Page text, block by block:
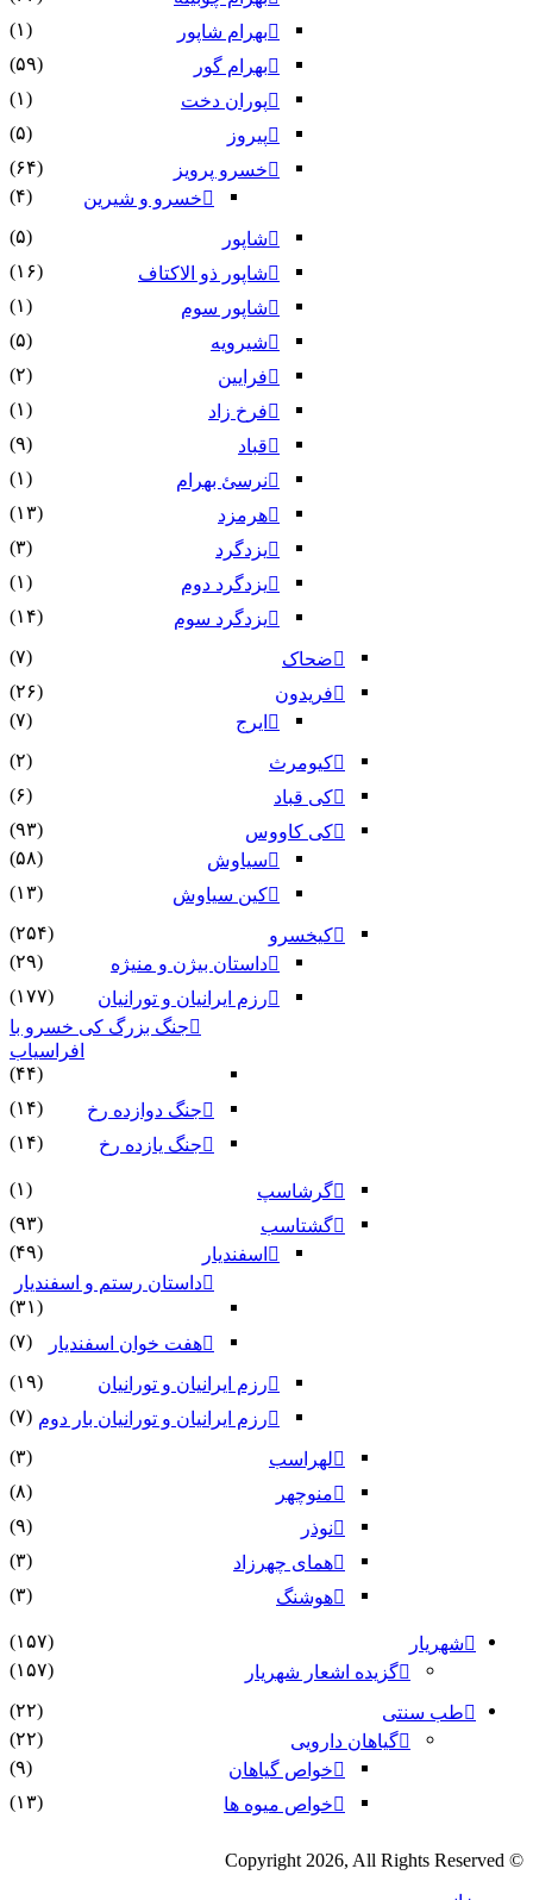
بهرام شاپور
(۱)
بهرام گور
(۵۹)
پوران دخت
(۱)
پیروز
(۵)
خسرو پرویز
(۶۴)
خسرو و شیرین
(۴)
شاپور
(۵)
شاپور ذو الاکتاف
(۱۶)
شاپور سوم‏
(۱)
شیرویه
(۵)
فرایین
(۲)
فرخ زاد
(۱)
قباد
(۹)
نرسئ بهرام‏
(۱)
هرمزد
(۱۳)
یزدگرد
(۳)
یزدگرد دوم
(۱)
یزدگرد سوم
(۱۴)
ضحاک
(۷)
فریدون
(۲۶)
ایرج
(۷)
کیومرث
(۲)
کی قباد
(۶)
کی کاووس
(۹۳)
سیاوش
(۵۸)
کین سیاوش
(۱۳)
کیخسرو
(۲۵۴)
داستان بیژن و منیژه
(۲۹)
رزم ایرانیان و تورانیان
(۱۷۷)
جنگ بزرگ کی خسرو با
افراسیاب
(۴۴)
جنگ دوازده رخ
(۱۴)
جنگ یازده رخ
(۱۴)
گرشاسپ
(۱)
گشتاسب
(۹۳)
اسفندیار
(۴۹)
داستان رستم و اسفندیار
(۳۱)
هفت خوان اسفندیار
(۷)
رزم ایرانیان و تورانیان
(۱۹)
رزم ایرانیان و تورانیان بار دوم (۷)
لهراسب
(۳)
منوچهر
(۸)
نوذر
(۹)
هماى چهرزاد
(۳)
هوشنگ
(۳)
شهریار
(۱۵۷)
گزیده اشعار شهریار
(۱۵۷)
طب سنتی
(۲۲)
گیاهان دارویی
(۲۲)
خواص گیاهان
(۹)
خواص میوه ها
(۱۳)
© Copyright 2026, All Rights Reserved